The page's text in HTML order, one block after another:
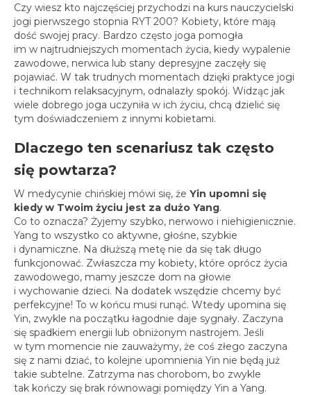
Kursy
specjalistyczne
Grafik
spotkania online
Blog
artykuły i video
Zaloguj
platforma kursowa
Czy wiesz kto najczęściej przychodzi na kurs nauczycielski
jogi pierwszego stopnia RYT 200? Kobiety, które mają
dość swojej pracy. Bardzo często joga pomogła
im w najtrudniejszych momentach życia, kiedy wypalenie
zawodowe, nerwica lub stany depresyjne zaczęły się
pojawiać. W tak trudnych momentach dzięki praktyce jogi
i technikom relaksacyjnym, odnalazły spokój. Widząc jak
wiele dobrego joga uczyniła w ich życiu, chcą dzielić się
tym doświadczeniem z innymi kobietami.
Dlaczego ten scenariusz tak często
się powtarza?
W medycynie chińskiej mówi się, że Yin upomni się
kiedy w Twoim życiu jest za dużo Yang.
Co to oznacza? Żyjemy szybko, nerwowo i niehigienicznie.
Yang to wszystko co aktywne, głośne, szybkie
i dynamiczne. Na dłuższą metę nie da się tak długo
funkcjonować. Zwłaszcza my kobiety, które oprócz życia
zawodowego, mamy jeszcze dom na głowie
i wychowanie dzieci. Na dodatek wszędzie chcemy być
perfekcyjne! To w końcu musi runąć. Wtedy upomina się
Yin, zwykle na początku łagodnie daje sygnały. Zaczyna
się spadkiem energii lub obniżonym nastrojem. Jeśli
w tym momencie nie zauważymy, że coś złego zaczyna
się z nami dziać, to kolejne upomnienia Yin nie będą już
takie subtelne. Zatrzyma nas chorobom, bo zwykle
tak kończy się brak równowagi pomiędzy Yin a Yang.